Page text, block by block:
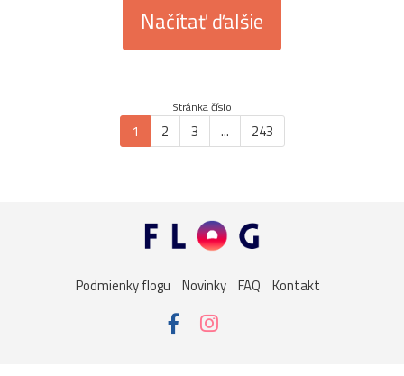
Načítať ďalšie
Stránka číslo
1 2 3 ... 243
Podmienky flogu Novinky FAQ Kontakt